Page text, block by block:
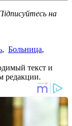
на
, Больница,
текст и
редакции.